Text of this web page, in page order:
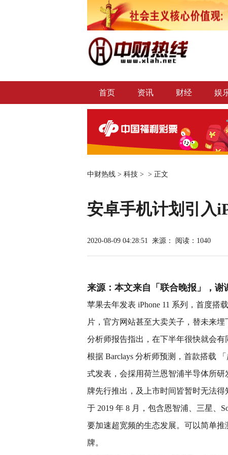
首页 资讯 财经 娱
中财热线 > 科技 > > 正文
安卓手机计划引入
2020-08-09 04:28:51 来源： 阅读：1040
来源：本文来自「联合晚报」，谢
苹果去年发表 iPhone 11 系列，首度搭
片，官方网站甚至大卖关子，替未来
分析师报告指出，在下半年很快就会有
根据 Barclays 分析师预测，首款搭载
式发表，会採用荷兰恩智浦半导体所
牌先行推出，及上市时间皆暂时无法得
于 2019 年 8 月，包含恩智浦、三星、
要加速超宽频的生态发展。可以简单
牌。